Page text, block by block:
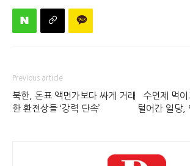
Previous article
북한, 돈표 액면가보다 싸게 거래
한 환전상들 ‘강력 단속’
수면제 먹
털어간 일당,